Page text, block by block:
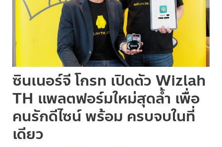
ซินเนอร์จี โกรท เปิดตัว Wizlah
TH แพลตฟอร์มใหม่สุดล้ำ เพื่อ
คนรักดีไซน์ พร้อม ครบจบในที่
เดียว